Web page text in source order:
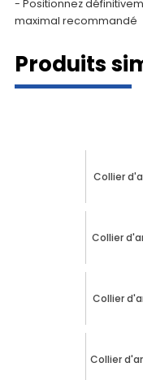
- Positionnez
maximal recommandé
Produits
Collier
Collier
Collier
Collier